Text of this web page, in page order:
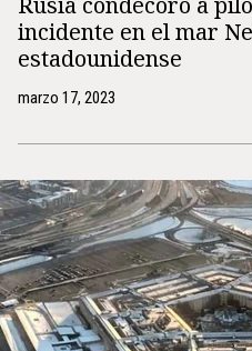
incidente en el mar
estadounidense
marzo 17, 2023